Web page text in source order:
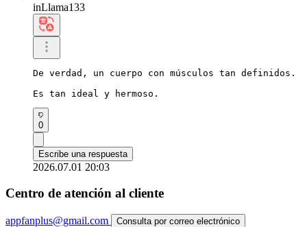
inLlama133
De verdad, un cuerpo con músculos tan definidos.
Es tan ideal y hermoso.
0
Escribe una respuesta
2026.07.01 20:03
Centro de atención al cliente
appfanplus@gmail.com Consulta por correo electrónico